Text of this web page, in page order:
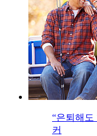
“은퇴해도
커